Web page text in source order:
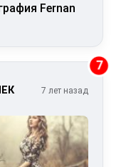
Fernan
7
7 лет назад